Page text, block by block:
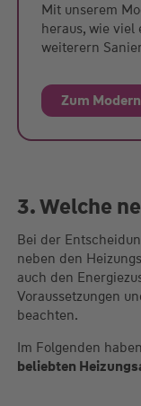
Mit unserem
heraus, wie viel
weiterern
Zum
3. Welche
Bei der
neben den
auch den
Voraussetzungen
beachten.
Im Folgenden
beliebten